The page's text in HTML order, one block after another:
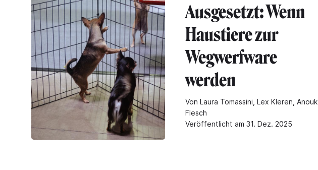
Ausgesetzt: Wenn
Haustiere zur
Wegwerfware
werden
Von Laura Tomassini, Lex Kleren, Anouk
Flesch
Veröffentlicht am 31. Dez. 2025